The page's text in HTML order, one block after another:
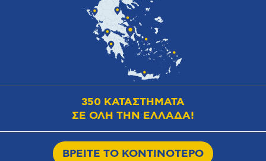
350 ΚΑΤΑΣΤΗΜΑΤΑ
ΣΕ ΟΛΗ ΤΗΝ ΕΛΛΑΔΑ!
ΒΡΕΙΤΕ ΤΟ ΚΟΝΤΙΝΟΤΕΡΟ